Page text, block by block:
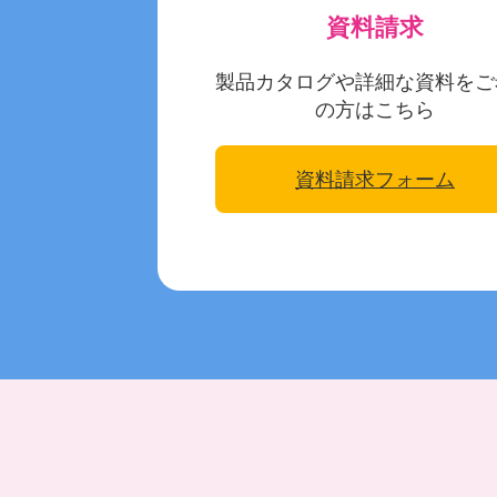
資料請求
製品カタログや詳細な資料を
の方はこちら
資料請求フォーム